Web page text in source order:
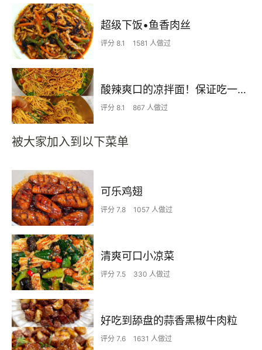
超级下饭•鱼香肉丝
评分 8.1 1581 人做过
酸辣爽口的凉拌面！保证吃一次就上瘾
评分 8.1 867 人做过
被大家加入到以下菜单
可乐鸡翅
评分 7.8 1057 人做过
清爽可口小凉菜
评分 7.5 330 人做过
好吃到舔盘的蒜香黑椒牛肉粒
评分 7.6 1631 人做过